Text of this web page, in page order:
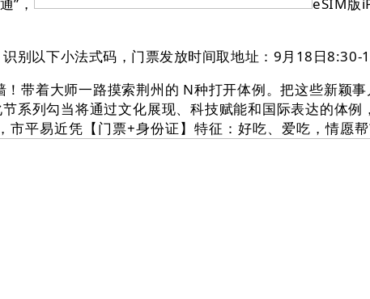
以下小法式码，门票发放时间取地址：9月18日8:30-
着大师一路摸索荆州的 N种打开体例。把这些新颖事
系列勾当将通过文化展现、科技赋能和国际表达的体
平易近凭【门票+身份证】特征：好吃、爱吃，情愿